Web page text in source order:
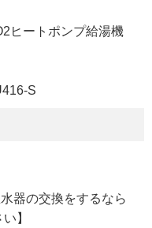
ートポンプ給湯機
S
器の交換をするなら
】